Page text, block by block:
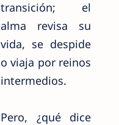
transición; el
alma revisa su
vida, se despide
o viaja por reinos
intermedios.
Pero, ¿qué dice